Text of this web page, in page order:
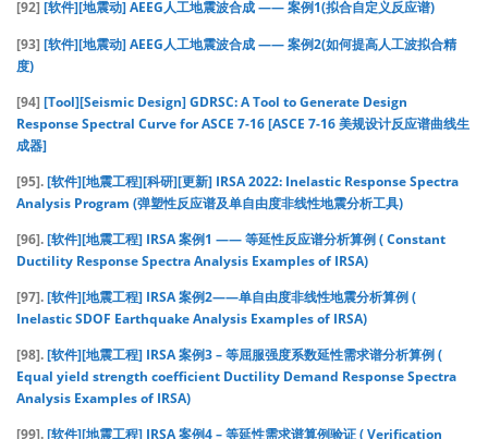
[92] [软件][地震动] AEEG人工地震波合成 —— 案例1(拟合自定义反应谱)
[93] [软件][地震动] AEEG人工地震波合成 —— 案例2(如何提高人工波拟合精
度)
[94] [Tool][Seismic Design] GDRSC: A Tool to Generate Design
Response Spectral Curve for ASCE 7-16 [ASCE 7-16 美规设计反应谱曲线生
成器]
[95].[软件][地震工程][科研][更新] IRSA 2022: Inelastic Response Spectra
Analysis Program (弹塑性反应谱及单自由度非线性地震分析工具)
[96].[软件][地震工程] IRSA 案例1 —— 等延性反应谱分析算例 ( Constant
Ductility Response Spectra Analysis Examples of IRSA)
[97].[软件][地震工程] IRSA 案例2——单自由度非线性地震分析算例 (
Inelastic SDOF Earthquake Analysis Examples of IRSA)
[98].[软件][地震工程] IRSA 案例3 – 等屈服强度系数延性需求谱分析算例 (
Equal yield strength coefficient Ductility Demand Response Spectra
Analysis Examples of IRSA)
[99].[软件][地震工程] IRSA 案例4 – 等延性需求谱算例验证 ( Verification